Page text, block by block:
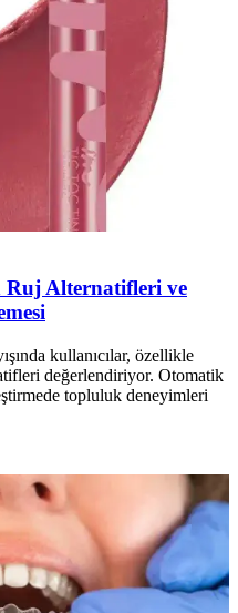
Ruj Alternatifleri ve
kullanıcılar, özellikle
değerlendiriyor. Otomatik
topluluk deneyimleri